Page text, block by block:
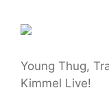
Young Thug,
Kimmel Live!